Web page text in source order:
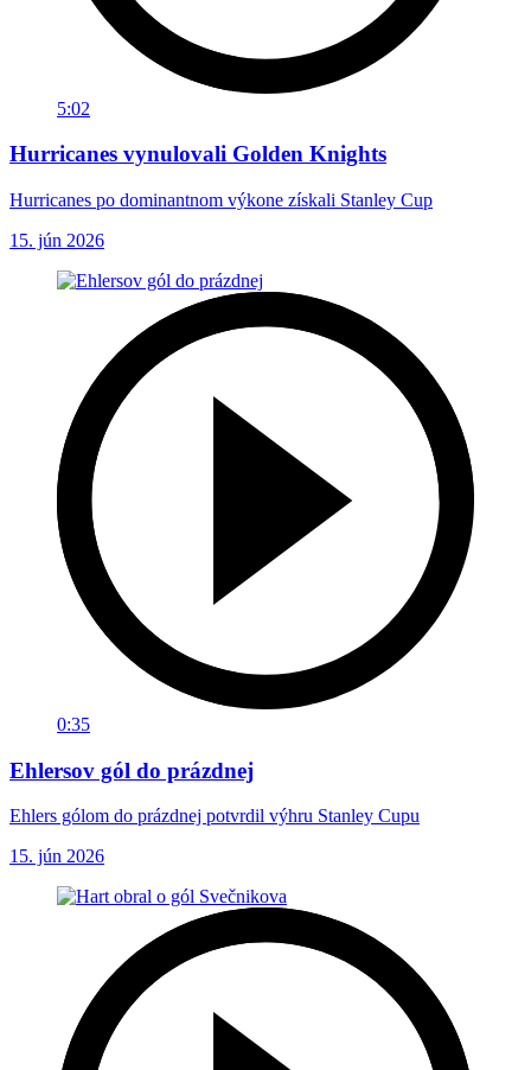
5:02
Hurricanes vynulovali Golden Knights
Hurricanes po dominantnom výkone získali Stanley Cup
15. jún 2026
0:35
Ehlersov gól do prázdnej
Ehlers gólom do prázdnej potvrdil výhru Stanley Cupu
15. jún 2026